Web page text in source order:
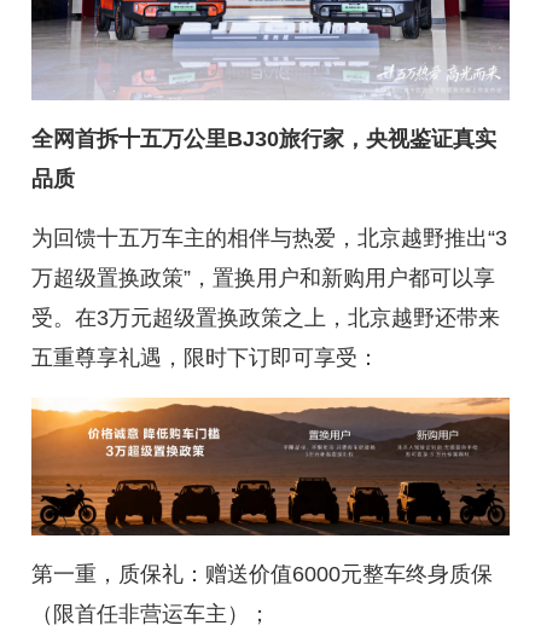
全网首拆十五万公里BJ30旅行家，央视鉴证真实
品质
为回馈十五万车主的相伴与热爱，北京越野推出“3
万超级置换政策”，置换用户和新购用户都可以享
受。在3万元超级置换政策之上，北京越野还带来
五重尊享礼遇，限时下订即可享受：
第一重，质保礼：赠送价值6000元整车终身质保
（限首任非营运车主）；